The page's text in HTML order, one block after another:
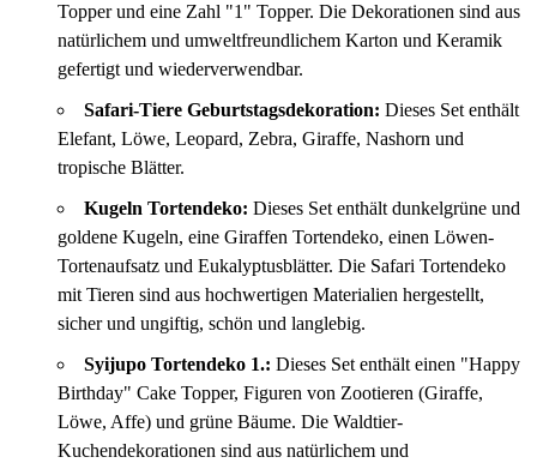
Topper und eine Zahl "1" Topper. Die Dekorationen sind aus
natürlichem und umweltfreundlichem Karton und Keramik
gefertigt und wiederverwendbar.
Safari-Tiere Geburtstagsdekoration: Dieses Set enthält
Elefant, Löwe, Leopard, Zebra, Giraffe, Nashorn und
tropische Blätter.
Kugeln Tortendeko: Dieses Set enthält dunkelgrüne und
goldene Kugeln, eine Giraffen Tortendeko, einen Löwen-
Tortenaufsatz und Eukalyptusblätter. Die Safari Tortendeko
mit Tieren sind aus hochwertigen Materialien hergestellt,
sicher und ungiftig, schön und langlebig.
Syijupo Tortendeko 1.: Dieses Set enthält einen "Happy
Birthday" Cake Topper, Figuren von Zootieren (Giraffe,
Löwe, Affe) und grüne Bäume. Die Waldtier-
Kuchendekorationen sind aus natürlichem und